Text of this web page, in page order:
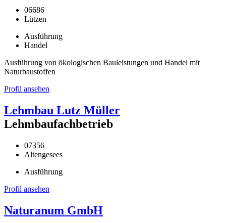
06686
Lützen
Ausführung
Handel
Ausführung von ökologischen Bauleistungen und Handel mit
Naturbaustoffen
Profil ansehen
Lehmbau Lutz Müller
Lehmbaufachbetrieb
07356
Altengesees
Ausführung
Profil ansehen
Naturanum GmbH